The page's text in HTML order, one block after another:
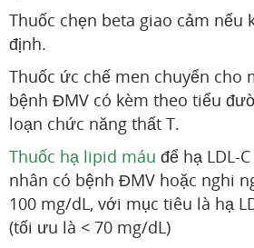
Thuốc chẹn beta giao cảm nếu
định.
Thuốc ức chế men chuyển cho
bệnh ĐMV có kèm theo tiểu
loạn chức năng thất T.
Thuốc hạ lipid máu để hạ LDL-
nhân có bệnh ĐMV hoặc nghi
100 mg/dL, với mục tiêu là hạ
(tối ưu là < 70 mg/dL)